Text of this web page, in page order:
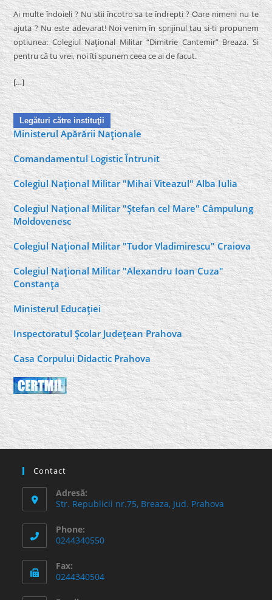
Ai multe îndoieli ? Nu stii încotro sa te îndrepti ? Oare nimeni nu te
ajuta ? Nu este adevarat! Noi venim în sprijinul tau si-ti propunem
optiunea: Colegiul Naţional Militar “Dimitrie Cantemir” Breaza. Si
pentru că tu vrei, noi îti spunem ceea ce ai de facut.
[…]
Legături către instituţii
Ministerul Apărării Naţionale
Comandamentul Logistic Întrunit
Colegiul Naţional Militar "Mihai Viteazul" Alba Iulia
Colegiul Naţional Militar "Ştefan cel Mare" Câmpulung
Moldovenesc
Colegiul Naţional Militar "Tudor Vladimirescu" Craiova
Colegiul Naţional Militar "Alexandru Ioan Cuza"
Constanţa
Ministerul Educaţiei
Inspectoratul Şcolar Judeţean Prahova
Casa Corpului Didactic Prahova
Contact
Adresă:
Str. Republicii nr.75, Breaza, Jud. Prahova
Phone:
0244340550
Fax:
0244340504